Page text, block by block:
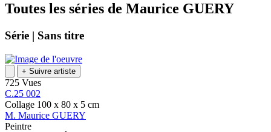
Toutes les séries de Maurice GUERY
Série | Sans titre
+ Suivre artiste
725 Vues
C.25 002
Collage 100 x 80 x 5 cm
M. Maurice GUERY
Peintre